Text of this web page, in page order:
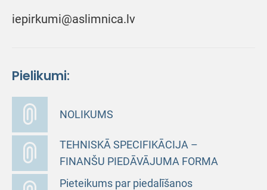
iepirkumi@aslimnica.lv
Pielikumi:
NOLIKUMS
TEHNISKĀ SPECIFIKĀCIJA –
FINANŠU PIEDĀVĀJUMA FORMA
Pieteikums par piedalīšanos